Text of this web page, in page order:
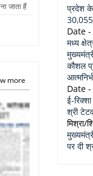
जाता हैं
more
प्रदेश
Date -
मध्य
कौशल
Date -
ई-
श्री
मिश्रा/
पर दी